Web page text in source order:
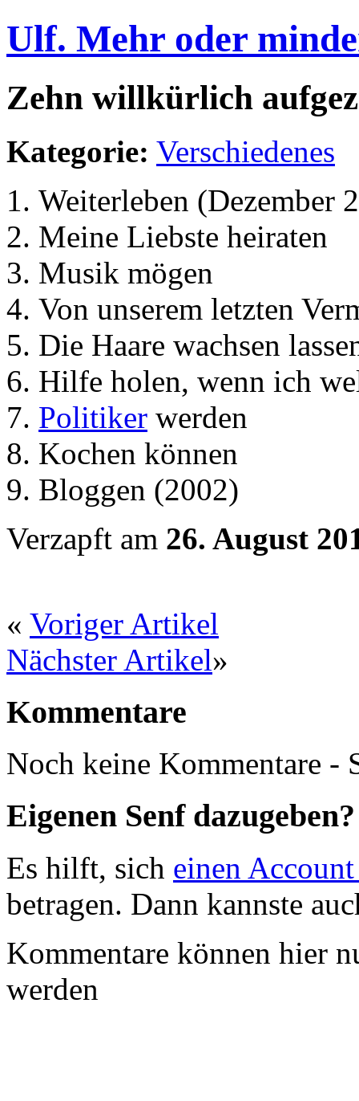
Ulf. Mehr oder
Zehn willkürlich
Kategorie: Verschiedenes
Weiterleben (Dezember
Meine Liebste heiraten
Musik mögen
Von unserem letzten
Die Haare wachsen
Hilfe holen, wenn ich
Politiker werden
Kochen können
Bloggen (2002)
Verzapft am 26. August
« Voriger Artikel
Nächster Artikel»
Kommentare
Noch keine Kommentare -
Eigenen Senf dazugeben?
Es hilft, sich einen
betragen. Dann kannste
Kommentare können hier
werden